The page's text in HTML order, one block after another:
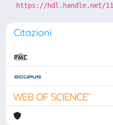
https://hdl.handle.net/
Citazioni